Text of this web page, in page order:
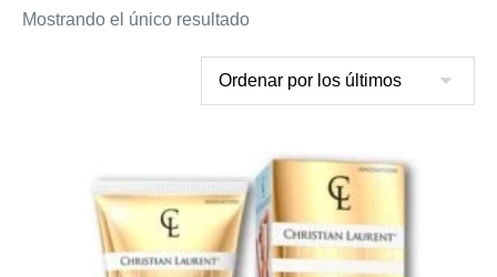
Mostrando el único resultado